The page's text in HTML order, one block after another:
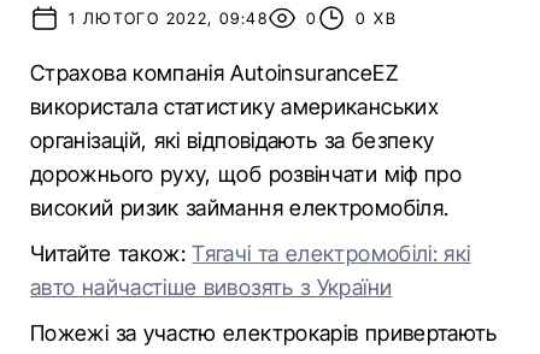
1 ЛЮТОГО 2022, 09:48 0 0 ХВ
Страхова компанія AutoinsuranceEZ
використала статистику американських
організацій, які відповідають за безпеку
дорожнього руху, щоб розвінчати міф про
високий ризик займання електромобіля.
Читайте також:Тягачі та електромобілі: які
авто найчастіше вивозять з України
Пожежі за участю електрокарів привертають